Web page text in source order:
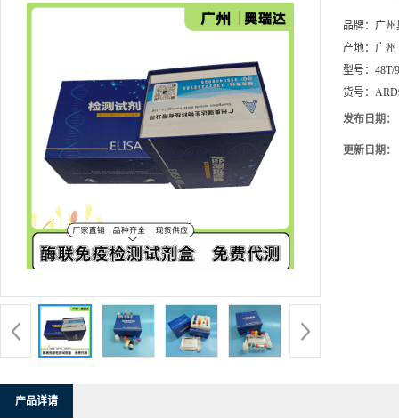
品牌： 广州
产地： 广州
型号： 48T/
货号：
发布日期：
更新日期：
产品详请